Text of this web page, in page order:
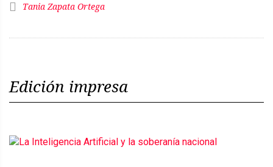
Tania Zapata Ortega
Edición impresa